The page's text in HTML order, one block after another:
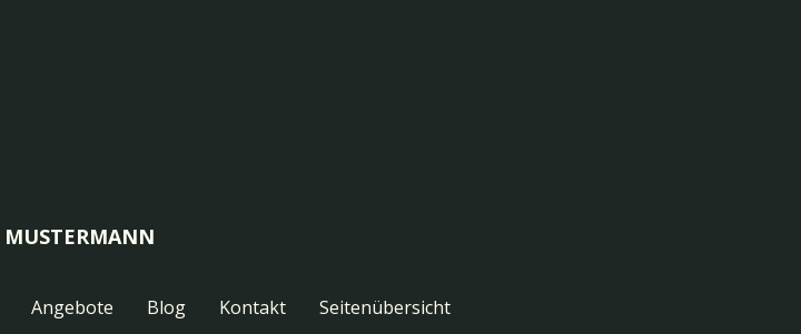
MUSTERMANN
Angebote Blog Kontakt Seitenübersicht